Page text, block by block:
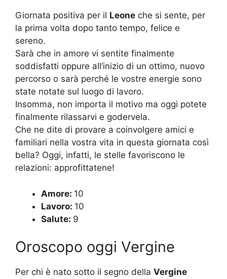
Giornata positiva per il Leone che si sente, per
la prima volta dopo tanto tempo, felice e
sereno.
Sarà che in amore vi sentite finalmente
soddisfatti oppure all’inizio di un ottimo, nuovo
percorso o sarà perché le vostre energie sono
state notate sul luogo di lavoro.
Insomma, non importa il motivo ma oggi potete
finalmente rilassarvi e godervela.
Che ne dite di provare a coinvolgere amici e
familiari nella vostra vita in questa giornata così
bella? Oggi, infatti, le stelle favoriscono le
relazioni: approfittatene!
Amore: 10
Lavoro: 10
Salute: 9
Oroscopo oggi Vergine
Per chi è nato sotto il segno della Vergine